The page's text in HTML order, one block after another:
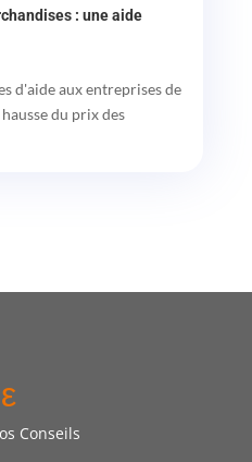
: une aide
d'aide aux entreprises de
du prix des
ε
Conseils